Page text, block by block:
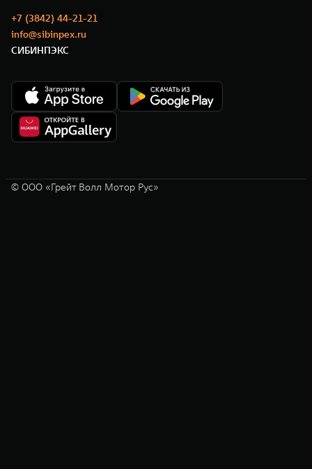
+7 (3842) 44-21-21
info@sibinpex.ru
СИБИНПЭКС
© ООО «Грейт Волл Мотор Рус»